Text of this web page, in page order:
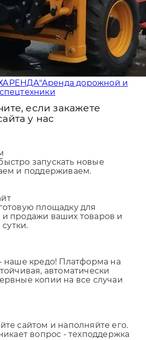
Аренда дорожной и
если закажете
у нас
запускать новые
и поддерживаем.
площадку для
продажи ваших товаров и
наше кредо! Платформа на
автоматически
копии на все случаи
сайтом и наполняйте его.
Вы принимаете
конфиденциальности